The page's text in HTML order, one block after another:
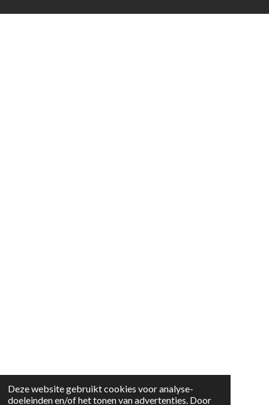
Deze website gebruikt cookies voor analyse-
doeleinden en/of het tonen van advertenties. Door